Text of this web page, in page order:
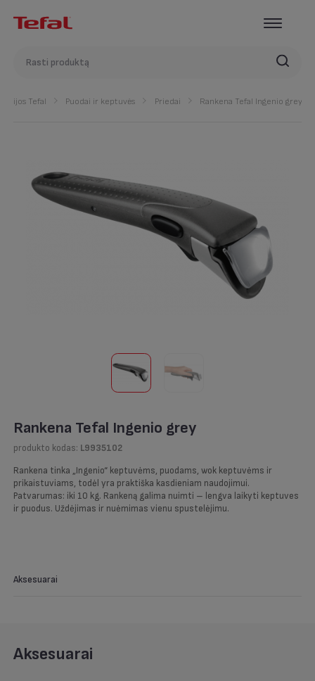
Tefal Puodai ir keptuvės Priedai Rankena Tefal Ingenio grey
Rankena Tefal Ingenio grey
produkto kodas: L9935102
Rankena tinka „Ingenio“ keptuvėms, puodams, wok keptuvėms ir
prikaistuviams, todėl yra praktiška kasdieniam naudojimui.
Patvarumas: iki 10 kg. Rankeną galima nuimti – lengva laikyti keptuves
ir puodus. Uždėjimas ir nuėmimas vienu spustelėjimu.
Aksesuarai
Aksesuarai